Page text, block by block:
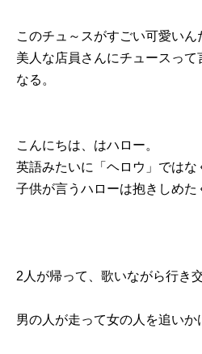
このチュ～スがすごい可愛いん
美人な店員さんにチュースって
なる。
こんにちは、はハロー。
英語みたいに「ヘロウ」ではな
子供が言うハローは抱きしめた
2人が帰って、歌いながら行き
男の人が走って女の人を追いか